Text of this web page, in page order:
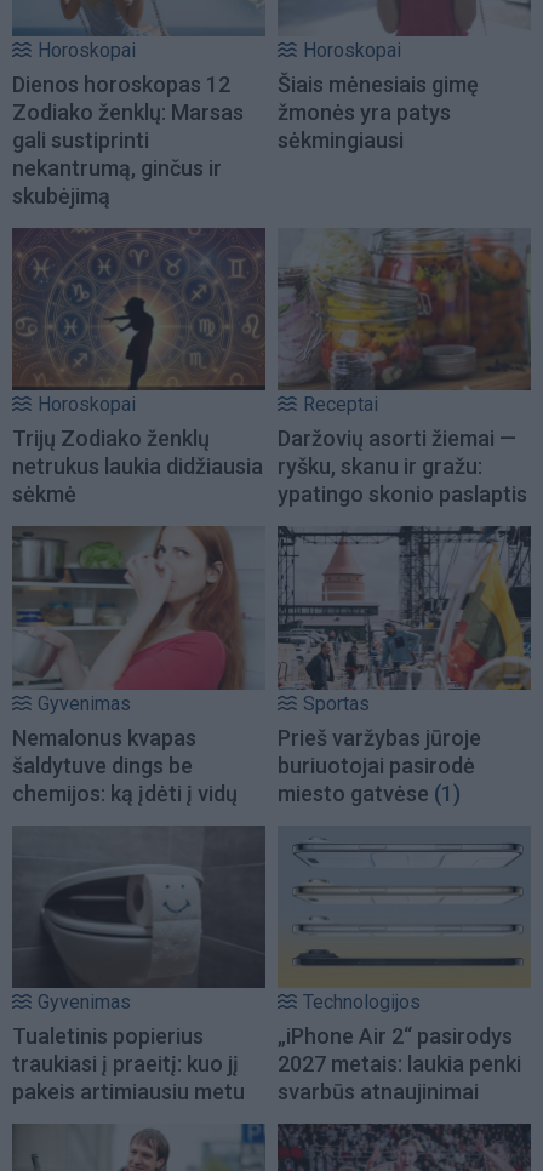
Horoskopai
Dienos horoskopas 12
Zodiako ženklų: Marsas
gali sustiprinti
nekantrumą, ginčus ir
skubėjimą
Horoskopai
Šiais mėnesiais gimę
žmonės yra patys
sėkmingiausi
Horoskopai
Trijų Zodiako ženklų
netrukus laukia didžiausia
sėkmė
Receptai
Daržovių asorti žiemai —
ryšku, skanu ir gražu:
ypatingo skonio paslaptis
Gyvenimas
Nemalonus kvapas
šaldytuve dings be
chemijos: ką įdėti į vidų
Sportas
Prieš varžybas jūroje
buriuotojai pasirodė
miesto gatvėse (1)
Gyvenimas
Tualetinis popierius
traukiasi į praeitį: kuo jį
pakeis artimiausiu metu
Technologijos
„iPhone Air 2“ pasirodys
2027 metais: laukia penki
svarbūs atnaujinimai